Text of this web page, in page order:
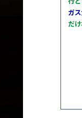
ガ
だけ